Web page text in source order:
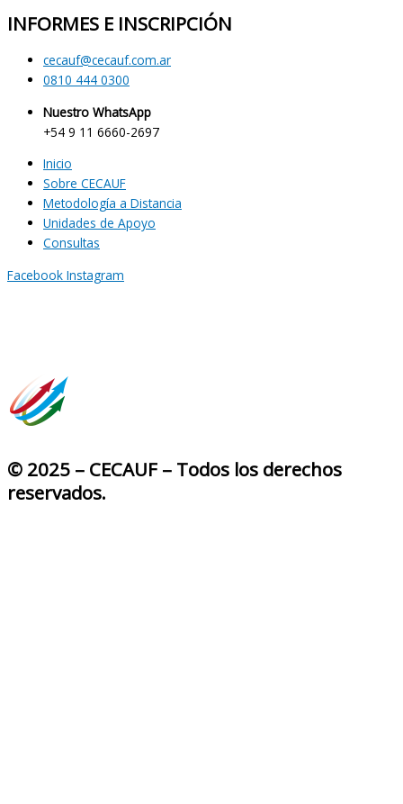
INFORMES E INSCRIPCIÓN
cecauf@cecauf.com.ar
0810 444 0300
Nuestro WhatsApp
+54 9 11 6660-2697
Inicio
Sobre CECAUF
Metodología a Distancia
Unidades de Apoyo
Consultas
Facebook Instagram
© 2025 – CECAUF – Todos los derechos
reservados.